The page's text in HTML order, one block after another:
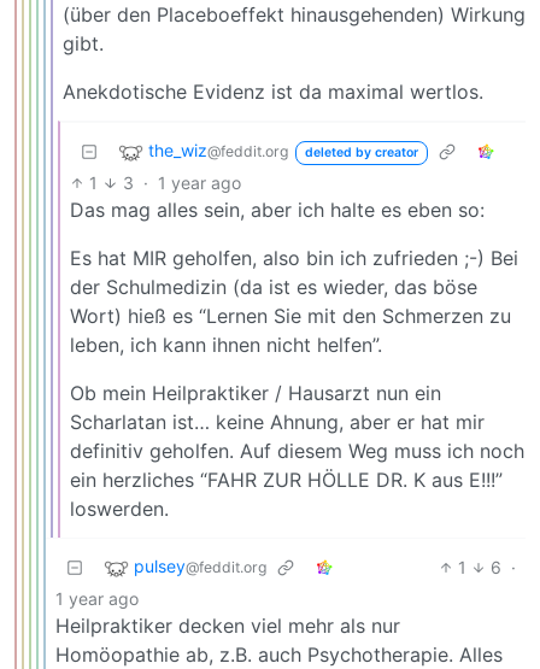
(über den Placeboeffekt hinausgehenden) Wirkung
gibt.
Anekdotische Evidenz ist da maximal wertlos.
the_wiz@feddit.org deleted by creator
1 3 · 1 year ago
Das mag alles sein, aber ich halte es eben so:
Es hat MIR geholfen, also bin ich zufrieden ;-) Bei
der Schulmedizin (da ist es wieder, das böse
Wort) hieß es “Lernen Sie mit den Schmerzen zu
leben, ich kann ihnen nicht helfen”.
Ob mein Heilpraktiker / Hausarzt nun ein
Scharlatan ist… keine Ahnung, aber er hat mir
definitiv geholfen. Auf diesem Weg muss ich noch
ein herzliches “FAHR ZUR HÖLLE DR. K aus E!!!”
loswerden.
pulsey@feddit.org 1 6 ·
1 year ago
Heilpraktiker decken viel mehr als nur
Homöopathie ab, z.B. auch Psychotherapie. Alles